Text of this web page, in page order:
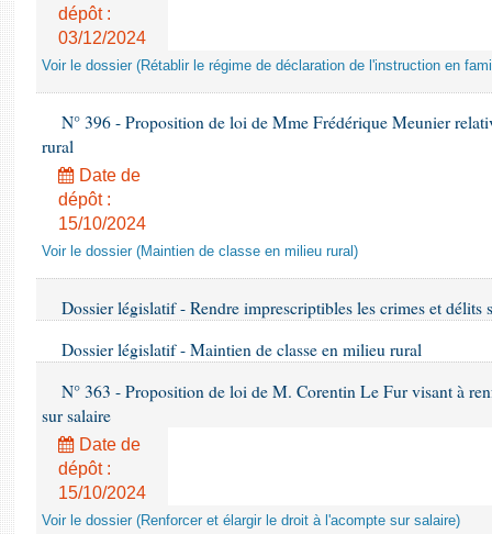
dépôt :
03/12/2024
Voir le dossier (Rétablir le régime de déclaration de l'instruction en
N° 396 - Proposition de loi de Mme Frédérique Meunier
rural
Date de
dépôt :
15/10/2024
Voir le dossier (Maintien de classe en milieu rural)
Dossier législatif - Rendre imprescriptibles les crimes et délits
Dossier législatif - Maintien de classe en milieu rural
N° 363 - Proposition de loi de M. Corentin Le Fur visant à
sur salaire
Date de
dépôt :
15/10/2024
Voir le dossier (Renforcer et élargir le droit à l'acompte sur salaire)